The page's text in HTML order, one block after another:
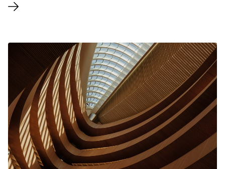
investeringsprojekt, såsom inom energi och
legala frågor. Våra jurister är vana att arbeta med
helheten och hanterar transaktioner och större
projekt, löpande fastighetsrättsliga och hyresrättsliga
frågor, samt tvistelösning inom fastighet,
infrastruktur och entreprenadprojekt.